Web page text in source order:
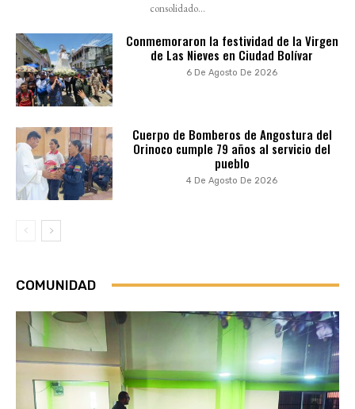
consolidado...
Conmemoraron la festividad de la Virgen
de Las Nieves en Ciudad Bolívar
6 De Agosto De 2026
Cuerpo de Bomberos de Angostura del
Orinoco cumple 79 años al servicio del
pueblo
4 De Agosto De 2026
COMUNIDAD